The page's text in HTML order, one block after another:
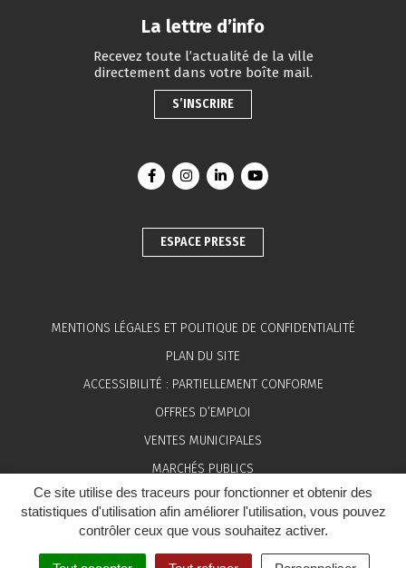
Ce site utilise des traceurs pour fonctionner et obtenir des
statistiques d'utilisation afin améliorer l'utilisation, vous pouvez
contrôler ceux que vous souhaitez activer.
La lettre d’info
Recevez toute l’actualité de la ville
directement dans votre boîte mail.
S’INSCRIRE
Lien vers le compte Facebook
Lien vers le compte Instagram
Lien vers le compte Linkedin
Lien vers la chaîne
ESPACE PRESSE
MENTIONS LÉGALES ET POLITIQUE DE CONFIDENTIALITÉ
PLAN DU SITE
ACCESSIBILITÉ : PARTIELLEMENT CONFORME
OFFRES D’EMPLOI
VENTES MUNICIPALES
MARCHÉS PUBLICS
ESPACE PRESSE